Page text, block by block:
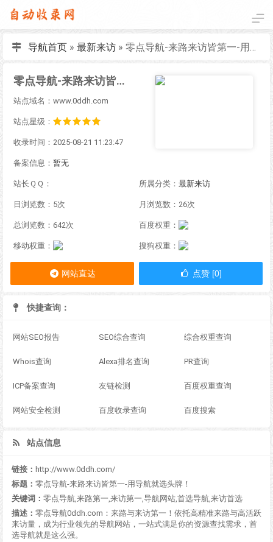
导航首页» 最新来访» 零点导航-来路来访皆第一-用导航就选头牌！
零点导航-来路来访皆第一-用导航就选头牌！
站点域名：www.0ddh.com
站点星级：
收录时间：2025-08-21 11:23:47
备案信息： 暂无
站长ＱＱ： 所属分类： 最新来访
日浏览数：5次 月浏览数：26次
总浏览数：642次 百度权重：
移动权重： 搜狗权重：
网站直达 点赞 [0]
快捷查询：
网站SEO报告 SEO综合查询 综合权重查询
Whois查询 Alexa排名查询 PR查询
ICP备案查询 友链检测 百度权重查询
网站安全检测 百度收录查询 百度搜索
站点信息
链接： http://www.0ddh.com/
标题： 零点导航-来路来访皆第一-用导航就选头牌！
关键词： 零点导航,来路第一,来访第一,导航网站,首选导航,来访首选
描述： 零点导航0ddh.com：来路与来访第一！依托高精准来路与高活跃
来访量，成为行业领先的导航网站，一站式满足你的资源查找需求，首
选导航就是这么强。